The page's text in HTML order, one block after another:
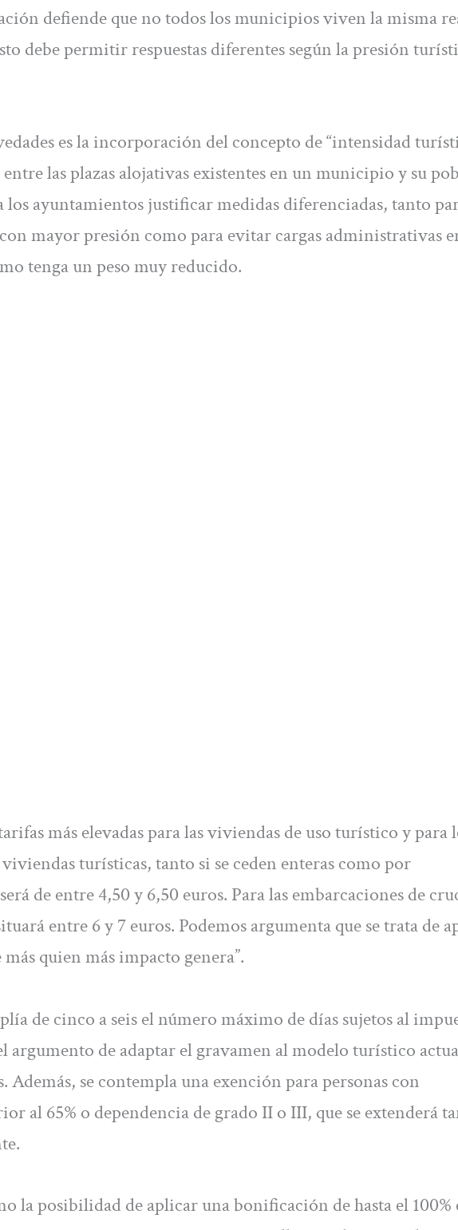
defiende que no todos los municipios viven la misma
debe permitir respuestas diferentes según la presión
es la incorporación del concepto de “intensidad
las plazas alojativas existentes en un municipio y su
ayuntamientos justificar medidas diferenciadas, tanto
mayor presión como para evitar cargas administrativas
tenga un peso muy reducido.
más elevadas para las viviendas de uso turístico y para
viviendas turísticas, tanto si se ceden enteras como por
de entre 4,50 y 6,50 euros. Para las embarcaciones de
entre 6 y 7 euros. Podemos argumenta que se trata de
quien más impacto genera”.
de cinco a seis el número máximo de días sujetos al
argumento de adaptar el gravamen al modelo turístico
Además, se contempla una exención para personas con
al 65% o dependencia de grado II o III, que se extenderá
la posibilidad de aplicar una bonificación de hasta el 100%